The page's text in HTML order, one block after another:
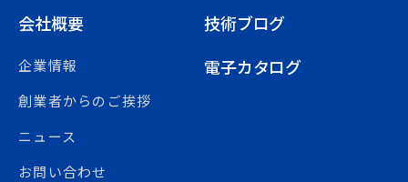
会社概要
企業情報
創業者からのご挨拶
ニュース
お問い合わせ
技術ブログ
電子カタログ